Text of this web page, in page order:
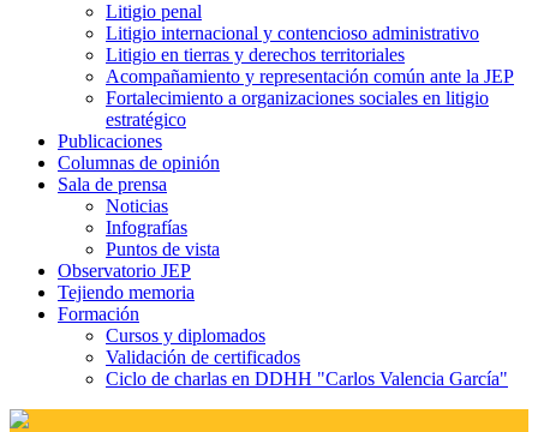
Litigio penal
Litigio internacional y contencioso administrativo
Litigio en tierras y derechos territoriales
Acompañamiento y representación común ante la JEP
Fortalecimiento a organizaciones sociales en litigio
estratégico
Publicaciones
Columnas de opinión
Sala de prensa
Noticias
Infografías
Puntos de vista
Observatorio JEP
Tejiendo memoria
Formación
Cursos y diplomados
Validación de certificados
Ciclo de charlas en DDHH "Carlos Valencia García"